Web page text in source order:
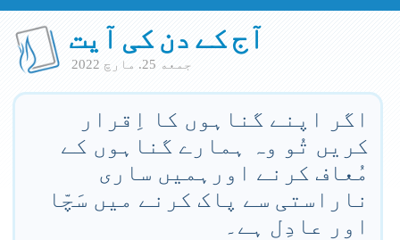
آج کے دن کی آیت
جمعه 25. مارچ 2022
اگر اپنے گناہوں کا اِقرار
کریں تُو وہ ہمارے گناہوں کے
مُعاف کرنے اورہمیں ساری
ناراستی سے پاک کرنے میں سَچّا
اور عادِل ہے۔